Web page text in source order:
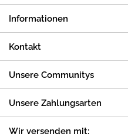
Informationen
Kontakt
Unsere Communitys
Unsere Zahlungsarten
Wir versenden mit: